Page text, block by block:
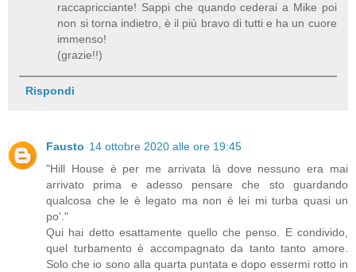
raccapricciante! Sappi che quando cederai a Mike poi
non si torna indietro, è il più bravo di tutti e ha un cuore
immenso!
(grazie!!)
Rispondi
Fausto 14 ottobre 2020 alle ore 19:45
"Hill House è per me arrivata là dove nessuno era mai
arrivato prima e adesso pensare che sto guardando
qualcosa che le è legato ma non è lei mi turba quasi un
po'."
Qui hai detto esattamente quello che penso. E condivido,
quel turbamento è accompagnato da tanto tanto amore.
Solo che io sono alla quarta puntata e dopo essermi rotto in